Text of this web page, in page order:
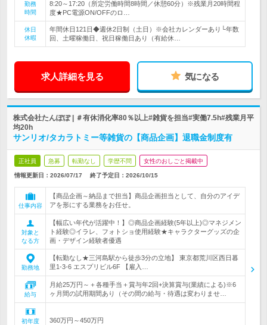
勤務
時間
8:20～17:20（所定労働時間8時間／休憩60分）※残業月20時間程
度★PC電源ON/OFFのロ…
休日
休暇
年間休日121日◆週休2日制（土日）※会社カレンダーあり└年数
回、土曜稼働日、祝日稼働日あり（有給休…
求人詳細を見る 気になる
株式会社たんぽぽ | ＃有休消化率80％以上#雑貨を担当#実働7.5h#残業月平
均20h
サンリオ/タカラトミー等雑貨の【商品企画】退職金制度有
正社員 急募 転勤なし 学歴不問 女性のおしごと掲載中
情報更新日：2026/07/17 終了予定日： 2026/10/15
仕事内容
【商品企画～納品まで担当】商品企画担当として、自分のアイデ
アを形にする業務をお任せ。
対象と
なる方
【幅広い年代が活躍中！】◎商品企画経験(5年以上)◎マネジメン
ト経験◎イラレ、フォトショ使用経験★キャラクターグッズの企
画・デザイン経験者優遇
勤務地
【転勤なし★三河島駅から徒歩3分の立地】 東京都荒川区西日暮
里1-3-6 エスプリビル6F 【雇入…
給与
月給25万円～＋各種手当＋賞与年2回+決算賞与(業績による)※6
ヶ月間の試用期間あり（その間の給与・待遇は変わりませ…
初年度
360万円～450万円